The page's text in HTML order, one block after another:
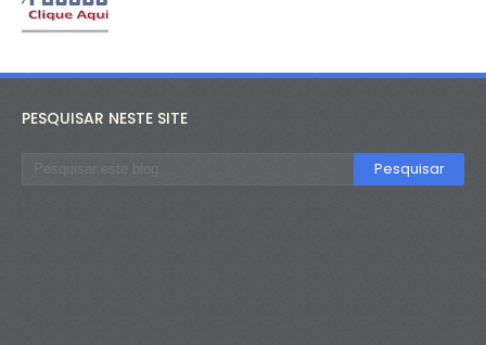
PESQUISAR NESTE SITE